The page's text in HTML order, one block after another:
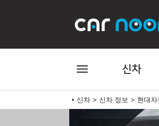
신차
신차 신차 정보 현대